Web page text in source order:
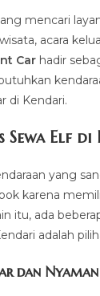
mencari
acara
Car hadir
di Kendari.
Sewa Elf di
yang
karena
itu, ada
adalah
dan Nyaman